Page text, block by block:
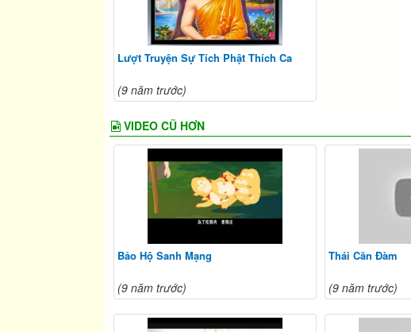
Lượt Truyện Sự Tích Phật Thích Ca
(9 năm trước)
VIDEO CŨ HƠN
Bảo Hộ Sanh Mạng
(9 năm trước)
Thái Căn Đàm
(9 năm trước)